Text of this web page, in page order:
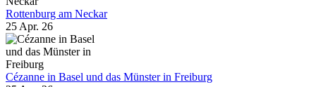
Rottenburg am Neckar
25 Apr. 26
Cézanne in Basel und das Münster in Freiburg